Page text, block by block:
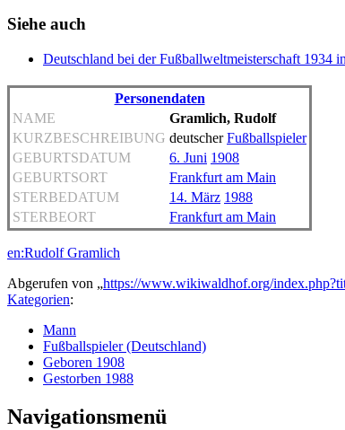
Siehe auch
Deutschland bei der Fußballweltmeisterschaft 1934
Personendaten
NAME
Gramlich, Rudolf
KURZBESCHREIBUNG deutscherFußballspieler
GEBURTSDATUM
6. Juni 1908
GEBURTSORT
Frankfurt am Main
STERBEDATUM
14. März 1988
STERBEORT
Frankfurt am Main
en:Rudolf Gramlich
Abgerufen von „https://www.wikiwaldhof.org/
Kategorien:
Mann
Fußballspieler (Deutschland)
Geboren 1908
Gestorben 1988
Navigationsmenü